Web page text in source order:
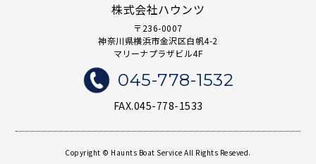
株式会社ハウンツ
〒236-0007
神奈川県横浜市金沢区白帆4-2
マリーナプラザビル4F
045-778-1532
FAX.045-778-1533
Copyright © Haunts Boat Service All Rights Reseved.